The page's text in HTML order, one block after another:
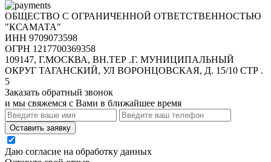
ОБЩЕСТВО С ОГРАНИЧЕННОЙ ОТВЕТСТВЕННОСТЬЮ
"КСАМАТА"
ИНН 9709073598
ОГРН 1217700369358
109147, Г.МОСКВА, ВН.ТЕР .Г. МУНИЦИПАЛЬНЫЙ
ОКРУГ ТАГАНСКИЙ, УЛ ВОРОНЦОВСКАЯ, Д. 15/10 СТР .
5
Заказать обратный звонок
и мы свяжемся с Вами в ближайшее время
Оставить заявку
Даю согласие на обработку данных